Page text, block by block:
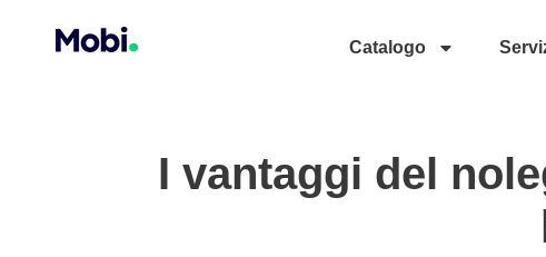
Catalogo
I vantaggi del